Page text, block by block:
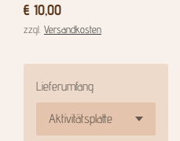
€ 10,00
zzgl. Versandkosten
Lieferumfang